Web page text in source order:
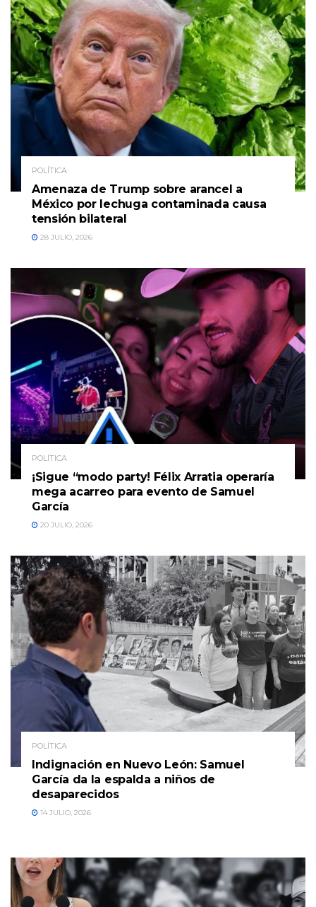
POLÍTICA
Amenaza de Trump sobre arancel a
México por lechuga contaminada causa
tensión bilateral
28 JULIO, 2026
POLÍTICA
¡Sigue “modo party! Félix Arratia operaría
mega acarreo para evento de Samuel
García
20 JULIO, 2026
POLÍTICA
Indignación en Nuevo León: Samuel
García da la espalda a niños de
desaparecidos
14 JULIO, 2026